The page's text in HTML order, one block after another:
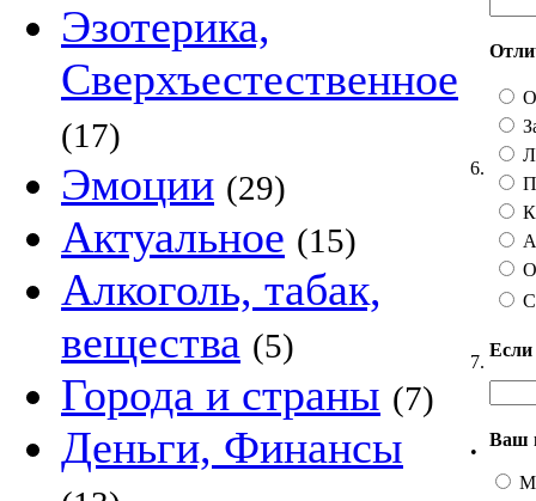
Эзотерика,
Сверхъестественное
(17)
Эмоции (29)
Актуальное (15)
Алкоголь, табак,
вещества (5)
Города и страны (7)
Деньги, Финансы
6.
7.
•
Ваш